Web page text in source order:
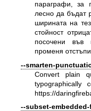
параграфи, за
лесно да бъдат
ширината на
стойност
посочени във
променя
--smarten-
Convert plain
typographically
https://
--subset-